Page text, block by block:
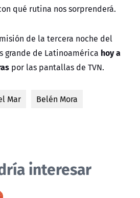
qué rutina nos sorprenderá.
de la tercera noche del
grande de Latinoamérica hoy a
por las pantallas de TVN.
Mar
Belén Mora
interesar